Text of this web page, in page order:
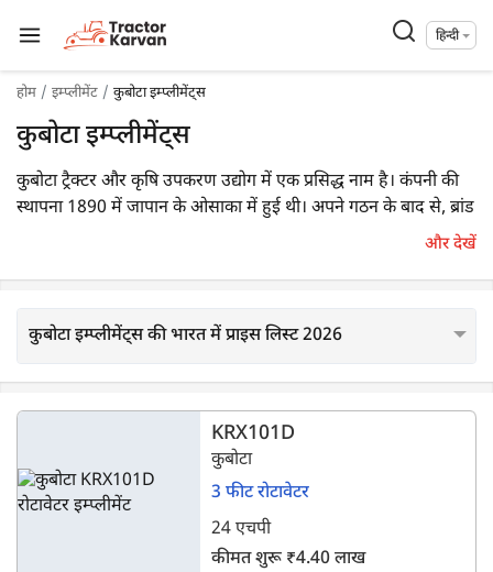
हिन्दी
होम इम्प्लीमेंट कुबोटा इम्प्लीमेंट्स
कुबोटा इम्प्लीमेंट्स
कुबोटा ट्रैक्टर और कृषि उपकरण उद्योग में एक प्रसिद्ध नाम है। कंपनी की
स्थापना 1890 में जापान के ओसाका में हुई थी। अपने गठन के बाद से, ब्रांड
ने दुनिया भर में अपने ग्राहकों के लिए लगातार उच्च गुणवत्ता वाले प्रोडक्टस
और देखें
कुबोटा इम्प्लीमेंट्स की भारत में प्राइस लिस्ट 2026
KRX101D
कुबोटा
3 फीट रोटावेटर
24 एचपी
कीमत शुरू ₹4.40 लाख